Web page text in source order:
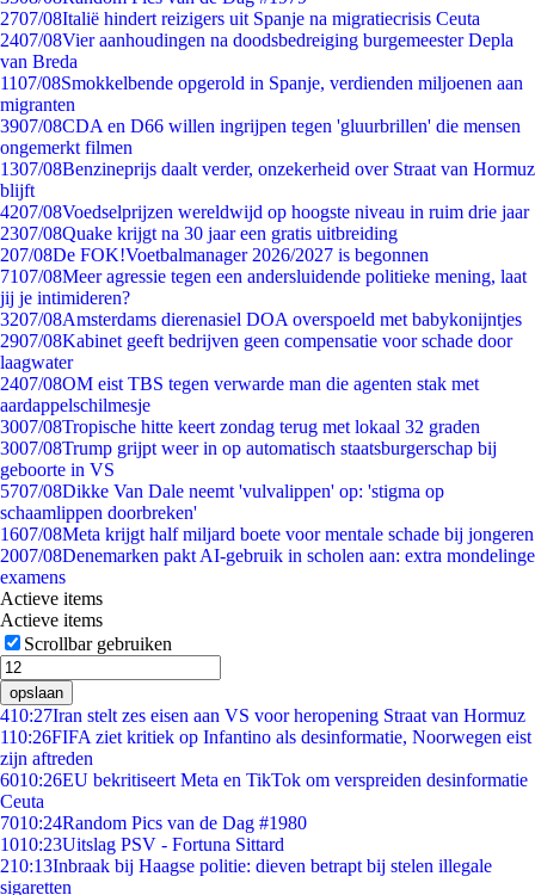
2707/08Italië hindert reizigers uit Spanje na migratiecrisis Ceuta
2407/08Vier aanhoudingen na doodsbedreiging burgemeester Depla
van Breda
1107/08Smokkelbende opgerold in Spanje, verdienden miljoenen aan
migranten
3907/08CDA en D66 willen ingrijpen tegen 'gluurbrillen' die mensen
ongemerkt filmen
1307/08Benzineprijs daalt verder, onzekerheid over Straat van Hormuz
blijft
4207/08Voedselprijzen wereldwijd op hoogste niveau in ruim drie jaar
2307/08Quake krijgt na 30 jaar een gratis uitbreiding
207/08De FOK!Voetbalmanager 2026/2027 is begonnen
7107/08Meer agressie tegen een andersluidende politieke mening, laat
jij je intimideren?
3207/08Amsterdams dierenasiel DOA overspoeld met babykonijntjes
2907/08Kabinet geeft bedrijven geen compensatie voor schade door
laagwater
2407/08OM eist TBS tegen verwarde man die agenten stak met
aardappelschilmesje
3007/08Tropische hitte keert zondag terug met lokaal 32 graden
3007/08Trump grijpt weer in op automatisch staatsburgerschap bij
geboorte in VS
5707/08Dikke Van Dale neemt 'vulvalippen' op: 'stigma op
schaamlippen doorbreken'
1607/08Meta krijgt half miljard boete voor mentale schade bij jongeren
2007/08Denemarken pakt AI-gebruik in scholen aan: extra mondelinge
examens
Actieve items
Actieve items
Scrollbar gebruiken
opslaan
410:27Iran stelt zes eisen aan VS voor heropening Straat van Hormuz
110:26FIFA ziet kritiek op Infantino als desinformatie, Noorwegen eist
zijn aftreden
6010:26EU bekritiseert Meta en TikTok om verspreiden desinformatie
Ceuta
7010:24Random Pics van de Dag #1980
1010:23Uitslag PSV - Fortuna Sittard
210:13Inbraak bij Haagse politie: dieven betrapt bij stelen illegale
sigaretten